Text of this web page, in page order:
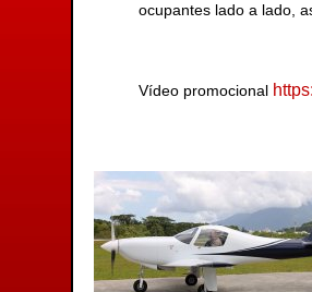
ocupantes lado a lado,
Vídeo promocional